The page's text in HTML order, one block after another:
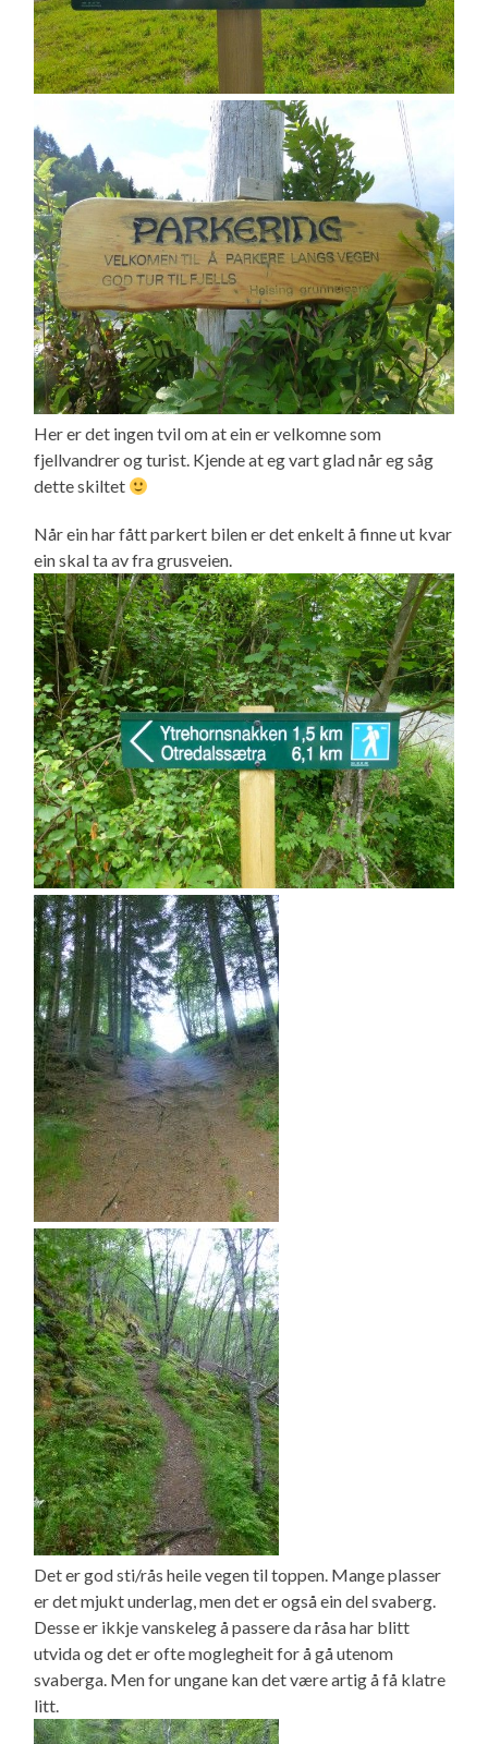
Her er det ingen tvil om at ein er velkomne som
fjellvandrer og turist. Kjende at eg vart glad når eg såg
dette skiltet
Når ein har fått parkert bilen er det enkelt å finne ut kvar
ein skal ta av fra grusveien.
Det er god sti/rås heile vegen til toppen. Mange plasser
er det mjukt underlag, men det er også ein del svaberg.
Desse er ikkje vanskeleg å passere da råsa har blitt
utvida og det er ofte moglegheit for å gå utenom
svaberga. Men for ungane kan det være artig å få klatre
litt.